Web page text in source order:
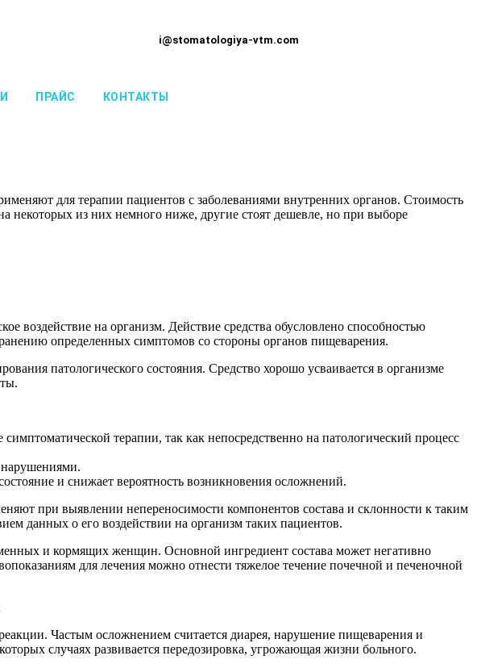
i@stomatologiya-vtm.com
ПРАЙС КОНТАКТЫ
для терапии пациентов с заболеваниями внутренних органов. Стоимость
некоторых из них немного ниже, другие стоят дешевле, но при выборе
воздействие на организм. Действие средства обусловлено способностью
определенных симптомов со стороны органов пищеварения.
патологического состояния. Средство хорошо усваивается в организме
терапии, так как непосредственно на патологический процесс
и снижает вероятность возникновения осложнений.
при выявлении непереносимости компонентов состава и склонности к таким
данных о его воздействии на организм таких пациентов.
и кормящих женщин. Основной ингредиент состава может негативно
для лечения можно отнести тяжелое течение почечной и печеночной
Частым осложнением считается диарея, нарушение пищеварения и
случаях развивается передозировка, угрожающая жизни больного.